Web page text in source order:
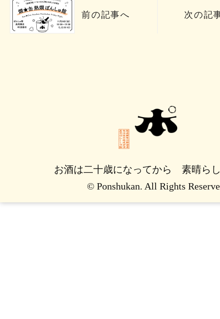
前の記事へ 次の記
お酒は二十歳になってから 素晴ら
© Ponshukan. All Rights